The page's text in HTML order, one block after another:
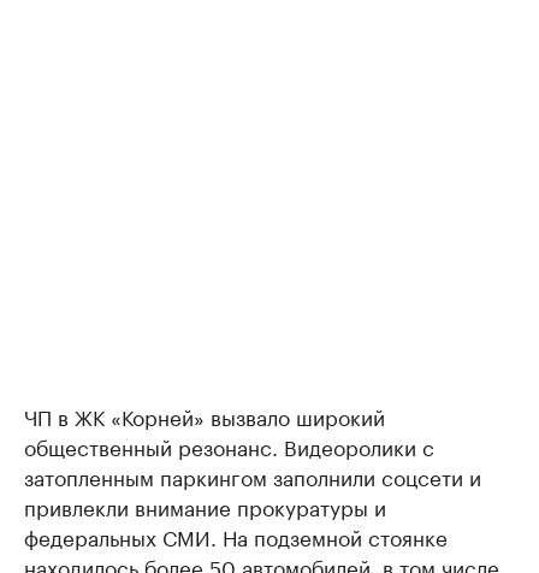
ЧП в ЖК «Корней» вызвало широкий
общественный резонанс. Видеоролики с
затопленным паркингом заполнили соцсети и
привлекли внимание прокуратуры и
федеральных СМИ. На подземной стоянке
находилось более 50 автомобилей, в том числе